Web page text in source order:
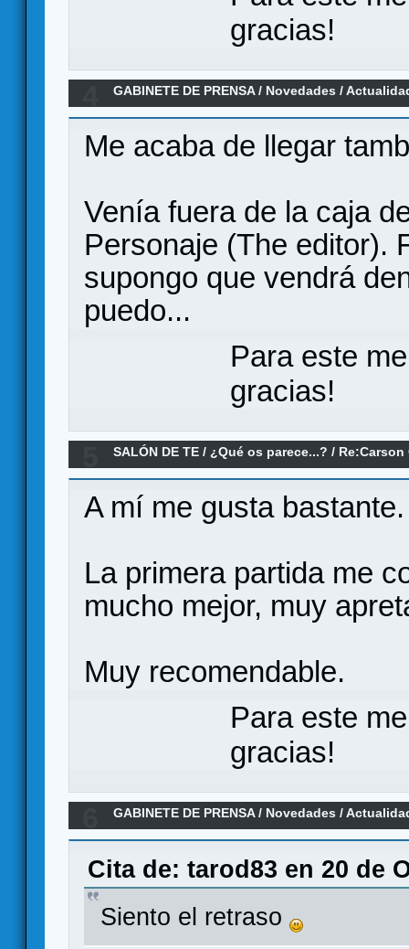
gracias!
GABINETE DE PRENSA/ Novedades /
Me acaba de llegar
Venía fuera de la caja
Personaje (The editor).
supongo que vendrá
puedo...
Para este
gracias!
SALÓN DE TE / ¿Qué os parece...? /
A mí me gusta bastante.
La primera partida me
mucho mejor, muy
Muy recomendable.
Para este
gracias!
GABINETE DE PRENSA/ Novedades /
Cita de: tarod83 en 20 de
Siento el retraso